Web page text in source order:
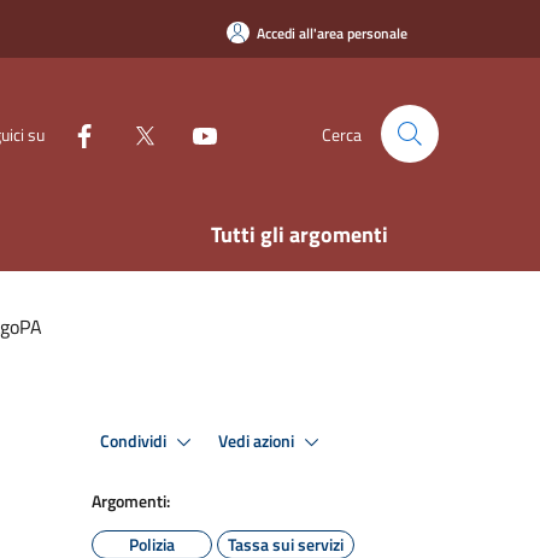
Accedi all'area personale
su Cerca
Tutti gli argomenti
Condividi Vedi azioni
Argomenti:
Polizia
Tassa sui servizi